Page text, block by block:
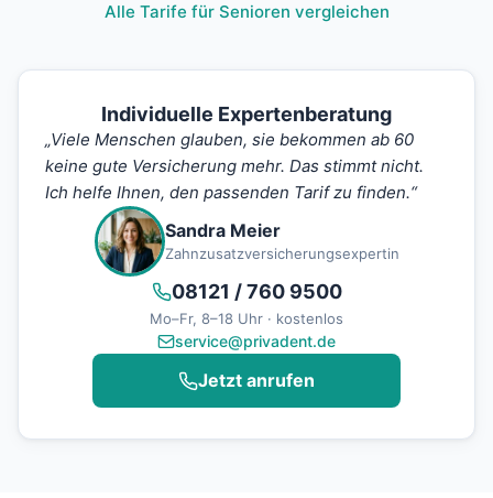
Alle Tarife für Senioren vergleichen
Individuelle Expertenberatung
„Viele Menschen glauben, sie bekommen ab 60
keine gute Versicherung mehr. Das stimmt nicht.
Ich helfe Ihnen, den passenden Tarif zu finden.“
Sandra Meier
Zahnzusatzversicherungsexpertin
08121 / 760 9500
Mo–Fr, 8–18 Uhr · kostenlos
service@privadent.de
Jetzt anrufen